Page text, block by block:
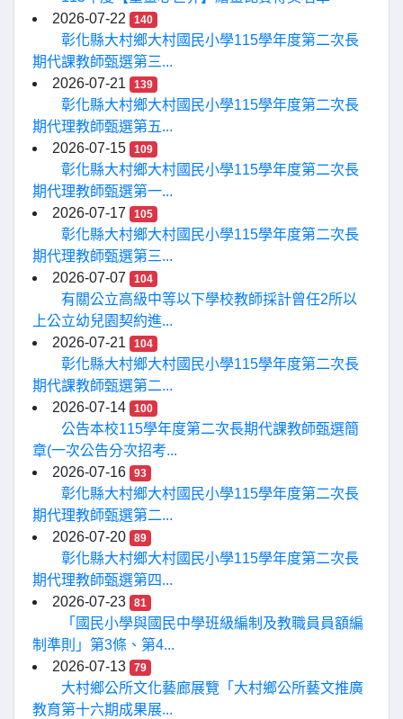
2026-07-22
140
彰化縣大村鄉大村國民小學115學年度第二次長
期代課教師甄選第三...
2026-07-21
139
彰化縣大村鄉大村國民小學115學年度第二次長
期代理教師甄選第五...
2026-07-15
109
彰化縣大村鄉大村國民小學115學年度第二次長
期代理教師甄選第一...
2026-07-17
105
彰化縣大村鄉大村國民小學115學年度第二次長
期代理教師甄選第三...
2026-07-07
104
有關公立高級中等以下學校教師採計曾任2所以
上公立幼兒園契約進...
2026-07-21
104
彰化縣大村鄉大村國民小學115學年度第二次長
期代課教師甄選第二...
2026-07-14
100
公告本校115學年度第二次長期代課教師甄選簡
章(一次公告分次招考...
2026-07-16
93
彰化縣大村鄉大村國民小學115學年度第二次長
期代理教師甄選第二...
2026-07-20
89
彰化縣大村鄉大村國民小學115學年度第二次長
期代理教師甄選第四...
2026-07-23
81
「國民小學與國民中學班級編制及教職員員額編
制準則」第3條、第4...
2026-07-13
79
大村鄉公所文化藝廊展覽「大村鄉公所藝文推廣
教育第十六期成果展...